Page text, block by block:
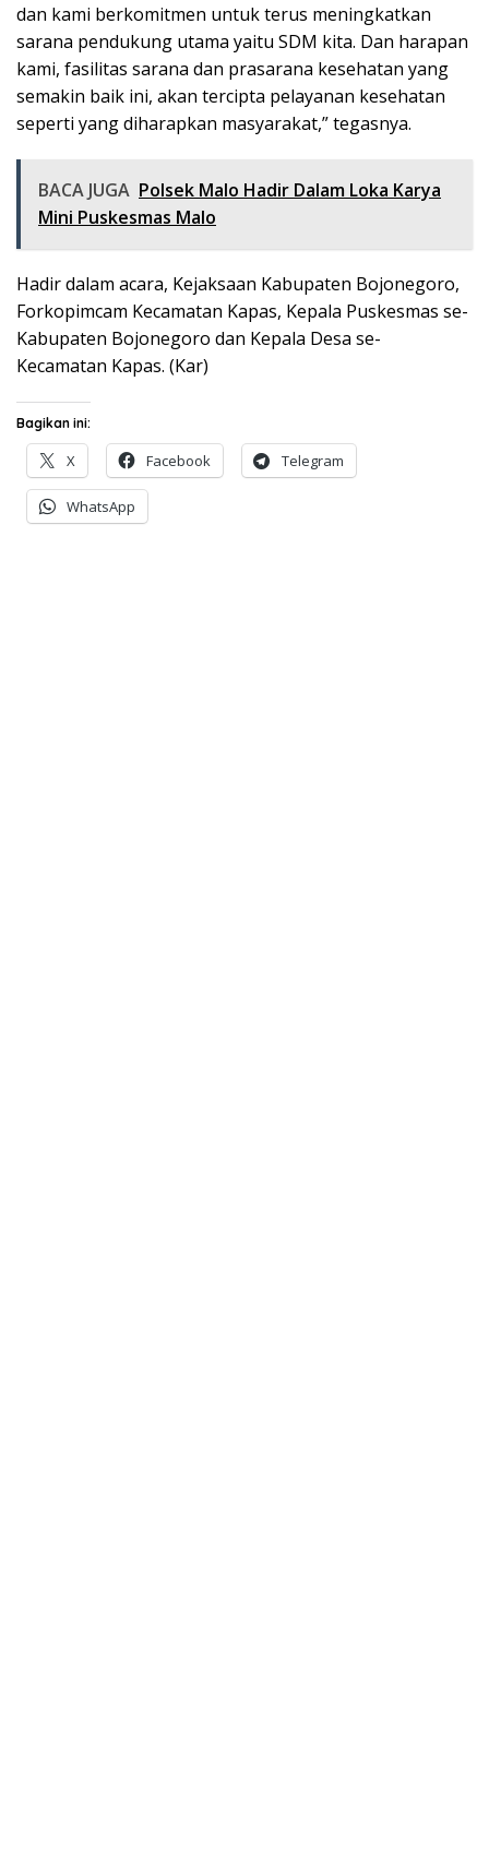
dan kami berkomitmen untuk terus meningkatkan
sarana pendukung utama yaitu SDM kita. Dan harapan
kami, fasilitas sarana dan prasarana kesehatan yang
semakin baik ini, akan tercipta pelayanan kesehatan
seperti yang diharapkan masyarakat,” tegasnya.
BACA JUGA Polsek Malo Hadir Dalam Loka Karya
Mini Puskesmas Malo
Hadir dalam acara, Kejaksaan Kabupaten Bojonegoro,
Forkopimcam Kecamatan Kapas, Kepala Puskesmas se-
Kabupaten Bojonegoro dan Kepala Desa se-
Kecamatan Kapas. (Kar)
Bagikan ini:
X Facebook Telegram
WhatsApp